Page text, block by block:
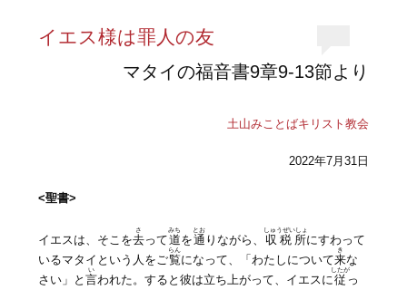
イエス様は罪人の友
マタイの福音書9章9-13節より
土山みことばキリスト教会
2022年7月31日
<聖書>
イエスは、そこを去
さ
って道
みち
を通
とお
りながら、 収税所
しゅうぜいしょ
にすわって
いるマタイという人をご覧
らん
になって、「わたしについて来
き
な
さい」と言
い
われた。すると彼は立ち上がって、イエスに従
したが
っ